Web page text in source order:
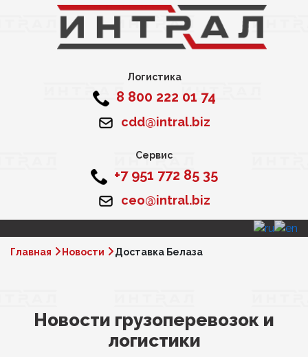
Логистика
8 800 222 01 74
cdd@intral.biz
Сервис
+7 951 772 85 35
ceo@intral.biz
Главная Новости Доставка Белаза
Новости грузоперевозок и
логистики